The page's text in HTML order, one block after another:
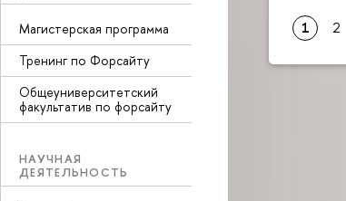
Магистерская программа
Тренинг по Форсайту
Общеуниверситетский
факультатив по форсайту
НАУЧНАЯ
ДЕЯТЕЛЬНОСТЬ
1 2